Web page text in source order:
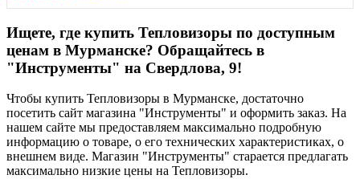
Ищете, где купить Тепловизоры по доступным
ценам в Мурманске? Обращайтесь в
"Инструменты" на Свердлова, 9!
Чтобы купить Тепловизоры в Мурманске, достаточно
посетить сайт магазина "Инструменты" и оформить заказ. На
нашем сайте мы предоставляем максимально подробную
информацию о товаре, о его технических характеристиках, о
внешнем виде. Магазин "Инструменты" старается предлагать
максимально низкие цены на Тепловизоры.